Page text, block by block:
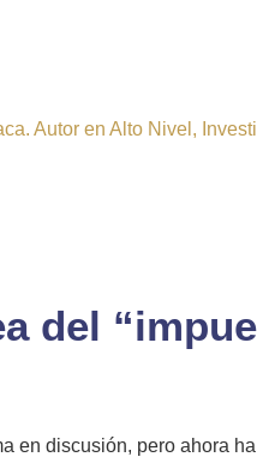
Autor en Alto Nivel,
del
en discusión, pero ahora